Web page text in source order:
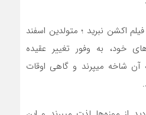
اکشن نبريد ؛ متولدين اسفند
خود، به وفور تغيير عقيده
آن شاخه ميپرند و گاهي اوقات